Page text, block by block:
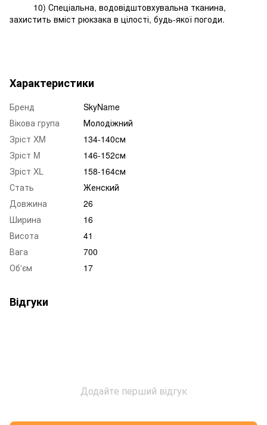
10) Спеціальна, водовідштовхувальна тканина,
захистить вміст рюкзака в цілості, будь-якої погоди.
Характеристики
Бренд
SkyName
Вікова група
Молодіжний
Зріст XM
134-140см
Зріст M
146-152см
Зріст XL
158-164см
Стать
Женский
Довжина
26
Ширина
16
Висота
41
Вага
700
Об'єм
17
Відгуки
Додайте перший відгук